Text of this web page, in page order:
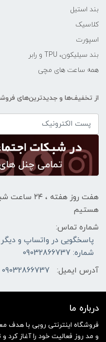
بند استیل
کلاسیک
اسپورت
بند سیلیکون، TPU و رابر
همه ساعت های مچی
از تخفیف‌ها و جدیدترین‌های
هفت روز هفته
هستیم
شماره تماس:
پاسخگویی در واتساپ و
شماره: 09032866737
آدرس ایمیل:
09032866737
درباره ما
فروشگاه اینترنتی روبی با
و مد روز فعالیت خود را آغاز کرد